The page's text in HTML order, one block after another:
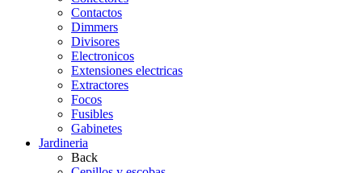
Contactos
Dimmers
Divisores
Electronicos
Extensiones electricas
Extractores
Focos
Fusibles
Gabinetes
Jardineria
Back